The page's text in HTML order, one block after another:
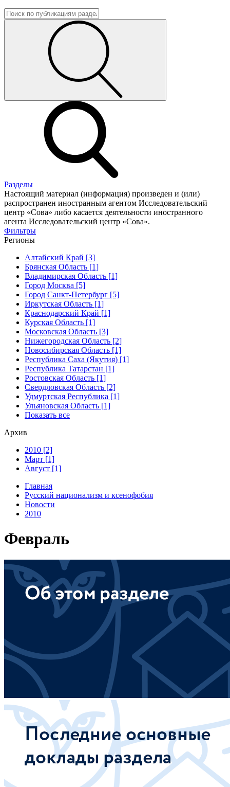
Разделы
Настоящий материал (информация) произведен и (или)
распространен иностранным агентом Исследовательский
центр «Сова» либо касается деятельности иностранного
агента Исследовательский центр «Сова».
Фильтры
Регионы
Алтайский Край [3]
Брянская Область [1]
Владимирская Область [1]
Город Москва [5]
Город Санкт-Петербург [5]
Иркутская Область [1]
Краснодарский Край [1]
Курская Область [1]
Московская Область [3]
Нижегородская Область [2]
Новосибирская Область [1]
Республика Саха (Якутия) [1]
Республика Татарстан [1]
Ростовская Область [1]
Свердловская Область [2]
Удмуртская Республика [1]
Ульяновская Область [1]
Показать все
Архив
2010 [2]
Март [1]
Август [1]
Главная
Русский национализм и ксенофобия
Новости
2010
Февраль